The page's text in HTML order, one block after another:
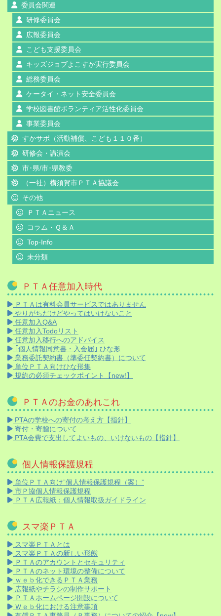
委員会関連
研修委員会
広報委員会
こども支援委員会
キッズジョブよこすか実行委員会
総務委員会
ケータイ・ネット安全委員会
学校図書館ボランティア活性化委員会
事業委員会
すかサポ（活動補償、こども１１０番）
研修会・講演会
市･県/市･県教委
（一社）横須賀市ＰＴＡ協議会
その他
ＰＴＡニュース
コラム・Ｑ＆Ａ
Top-Info
未分類
ＰＴＡ任意加入時代
ＰＴＡは有料会員サービスではありません
やりがちだけどやってはいけないこと
任意加入Q&A
任意加入Todoリスト
任意加入移行へのアドバイス
｢個人情報同意書・入会届｣ ひな形
業務委託契約書（準委任契約書）について
単位ＰＴＡ向けひな形集
規約の必須チェックポイント【new!】
ＰＴＡのお金のあれこれ
PTAの学校への寄付の考え方【指針】
寄付・寄贈について
PTA会費で支出してよいもの、いけないもの【指針】
個人情報保護規程
単位ＰＴＡ向け”個人情報保護規程（案）”
市Ｐ協個人情報保護規程
ＰＴＡ広報紙：個人情報取扱ガイドライン
スマ楽ＰＴＡ
スマ楽ＰＴＡとは
スマ楽ＰＴＡの新しい形態
ＰＴＡのアカウントとセキュリティ
ＰＴＡのネット環境の整備について
ｗｅｂ化できるＰＴＡ業務
広報紙やチラシの制作サポート
ＰＴＡホームページ開設について
Ｗｅｂ化における注意事項